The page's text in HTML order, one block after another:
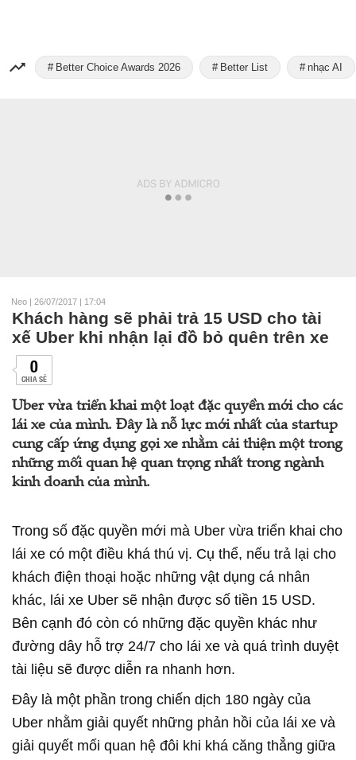
Better Choice Awards 2026 Better List nhạc AI
Neo | 26/07/2017 | 17:04
Khách hàng sẽ phải trả 15 USD cho tài
xế Uber khi nhận lại đồ bỏ quên trên xe
0
CHIA SẺ
Uber vừa triển khai một loạt đặc quyền mới cho các
lái xe của mình. Đây là nỗ lực mới nhất của startup
cung cấp ứng dụng gọi xe nhằm cải thiện một trong
những mối quan hệ quan trọng nhất trong ngành
kinh doanh của mình.
Trong số đặc quyền mới mà Uber vừa triển khai cho
lái xe có một điều khá thú vị. Cụ thể, nếu trả lại cho
khách điện thoại hoặc những vật dụng cá nhân
khác, lái xe Uber sẽ nhận được số tiền 15 USD.
Bên cạnh đó còn có những đặc quyền khác như
đường dây hỗ trợ 24/7 cho lái xe và quá trình duyệt
tài liệu sẽ được diễn ra nhanh hơn.
Đây là một phần trong chiến dịch 180 ngày của
Uber nhằm giải quyết những phản hồi của lái xe và
giải quyết mối quan hệ đôi khi khá căng thẳng giữa